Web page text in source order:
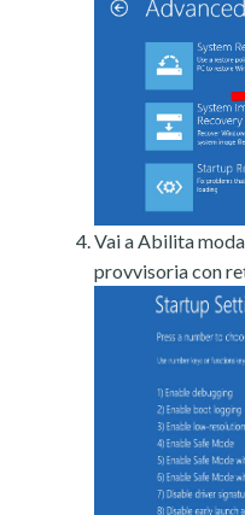
Vai a Abilita
provvisoria con